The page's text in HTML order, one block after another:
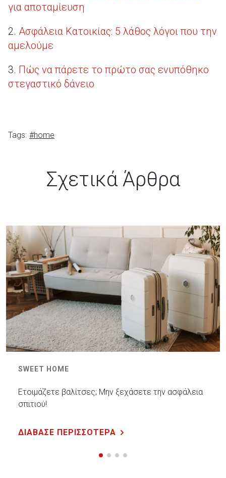
για αποταμίευση
2. Ασφάλεια Κατοικίας: 5 λάθος λόγοι που την
αμελούμε
3. Πώς να πάρετε το πρώτο σας ενυπόθηκο
στεγαστικό δάνειο
Tags: #home
Σχετικά Άρθρα
SWEET HOME
Ετοιμάζετε βαλίτσες; Μην ξεχάσετε την ασφάλεια
σπιτιού!
ΔΙΑΒΑΣΕ ΠΕΡΙΣΣΟΤΕΡΑ